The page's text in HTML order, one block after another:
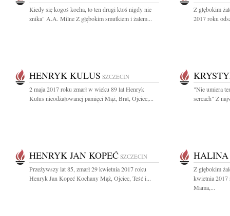
Kiedy się kogoś kocha, to ten drugi ktoś nigdy nie
znika" A.A. Milne Z głębokim smutkiem i żalem...
Z głębokim
2017 roku
HENRYK KULUS SZCZECIN
2 maja 2017 roku zmarł w wieku 89 lat Henryk
Kulus nieodżałowanej pamięci Mąż, Brat, Ojciec,...
"Nie umiera
sercach" Z
HENRYK JAN KOPEĆ SZCZECIN
Przeżywszy lat 85, zmarł 29 kwietnia 2017 roku
Henryk Jan Kopeć Kochany Mąż, Ojciec, Teść i...
HALINA
Z głębokim
kwietnia 2017
Mama,...